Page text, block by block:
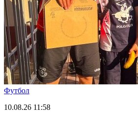
Футбол
10.08.26 11:58